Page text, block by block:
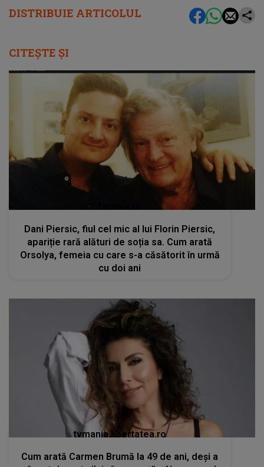
DISTRIBUIE ARTICOLUL
CITEȘTE ȘI
Dani Piersic, fiul cel mic al lui Florin Piersic,
apariție rară alături de soția sa. Cum arată
Orsolya, femeia cu care s-a căsătorit în urmă
cu doi ani
tvmania.libertatea.ro
Cum arată Carmen Brumă la 49 de ani, deși a